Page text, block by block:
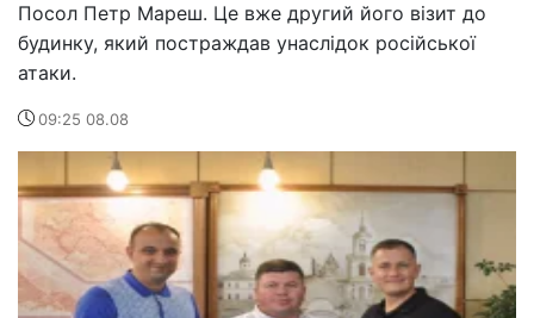
Посол Петр Мареш. Це вже другий його візит до
будинку, який постраждав унаслідок російської
атаки.
09:25 08.08